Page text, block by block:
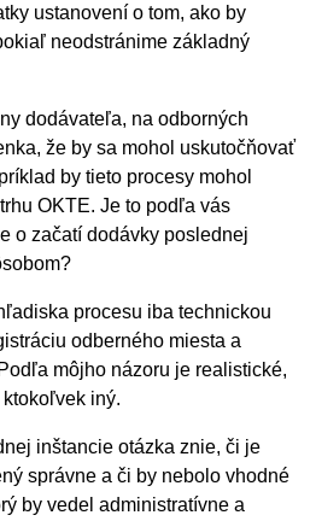
ustanovení o tom, ako by
neodstránime základný
dodávateľa, na odborných
že by sa mohol uskutočňovať
by tieto procesy mohol
OKTE. Je to podľa vás
o začatí dodávky poslednej
procesu iba technickou
odberného miesta a
môjho názoru je realistické,
iný.
inštancie otázka znie, či je
správne a či by nebolo vhodné
by vedel administratívne a